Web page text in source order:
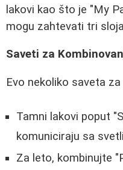
lakovi kao što je "My
mogu zahtevati tri
Saveti za
Evo nekoliko saveta
Tamni lakovi poput
komuniciraju sa
Za leto, kombinujte